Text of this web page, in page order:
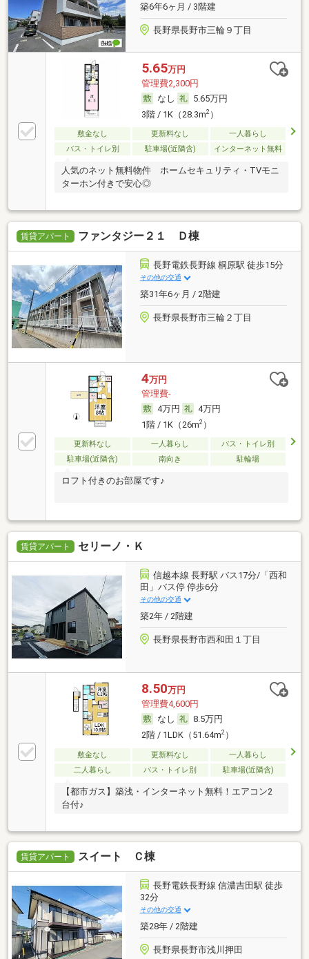
築6年6ヶ月 / 3階建
長野県長野市三輪９丁目
5.65万円
管理費2,300円
なし
5.65万円
3階 / 1K（28.3m2）
敷金なし 更新料なし
一人暮らし
バス・トイレ別
駐車場(近隣含) インターネット無料
人気のネット無料物件 ホームセキュリティ・TVモニ
ターホン付きで安心◎
賃貸アパート ファンタジー２１ Ｄ棟
長野電鉄長野線 桐原駅 徒歩15分
その他の交通
築31年6ヶ月 / 2階建
長野県長野市三輪２丁目
4万円
管理費-
4万円
4万円
1階 / 1K（26m2）
更新料なし 一人暮らし
バス・トイレ別
駐車場(近隣含)
南向き 駐輪場
ロフト付きのお部屋です♪
賃貸アパート セリーノ・Ｋ
信越本線 長野駅 バス17分/「西和
田」バス停 停歩6分
その他の交通
築2年 / 2階建
長野県長野市西和田１丁目
8.50万円
管理費4,600円
なし
8.5万円
2階 / 1LDK（51.64m2）
敷金なし 更新料なし
一人暮らし
二人暮らし
バス・トイレ別 駐車場(近隣含)
【都市ガス】築浅・インターネット無料！エアコン2
台付♪
賃貸アパート スイート Ｃ棟
長野電鉄長野線 信濃吉田駅 徒歩
32分
その他の交通
築28年 / 2階建
長野県長野市浅川押田